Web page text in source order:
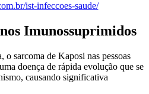
ist-infeccoes-saude/
Imunossuprimidos
sarcoma de Kaposi nas pessoas
doença de rápida evolução que se
causando significativa